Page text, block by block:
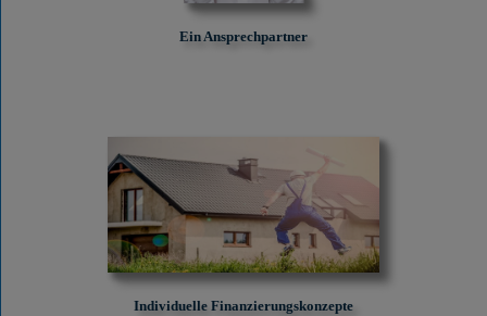
Ein Ansprechpartner
Individuelle Finanzierungskonzepte